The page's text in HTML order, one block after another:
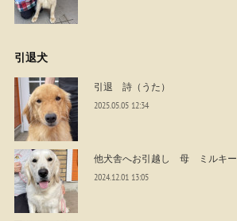
引退犬
引退 詩（うた）
2025.05.05 12:34
他犬舎へお引越し 母 ミルキー
2024.12.01 13:05